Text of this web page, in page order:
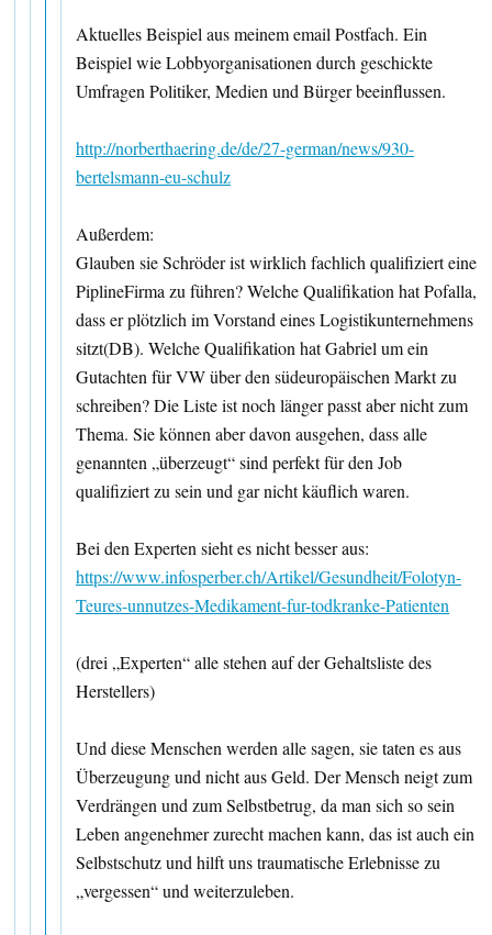
Aktuelles Beispiel aus meinem email Postfach. Ein
Beispiel wie Lobbyorganisationen durch geschickte
Umfragen Politiker, Medien und Bürger beeinflussen.
http://norberthaering.de/de/27-german/news/930-
bertelsmann-eu-schulz
Außerdem:
Glauben sie Schröder ist wirklich fachlich qualifiziert eine
PiplineFirma zu führen? Welche Qualifikation hat Pofalla,
dass er plötzlich im Vorstand eines Logistikunternehmens
sitzt(DB). Welche Qualifikation hat Gabriel um ein
Gutachten für VW über den südeuropäischen Markt zu
schreiben? Die Liste ist noch länger passt aber nicht zum
Thema. Sie können aber davon ausgehen, dass alle
genannten „überzeugt“ sind perfekt für den Job
qualifiziert zu sein und gar nicht käuflich waren.
Bei den Experten sieht es nicht besser aus:
https://www.infosperber.ch/Artikel/Gesundheit/Folotyn-
Teures-unnutzes-Medikament-fur-todkranke-Patienten
(drei „Experten“ alle stehen auf der Gehaltsliste des
Herstellers)
Und diese Menschen werden alle sagen, sie taten es aus
Überzeugung und nicht aus Geld. Der Mensch neigt zum
Verdrängen und zum Selbstbetrug, da man sich so sein
Leben angenehmer zurecht machen kann, das ist auch ein
Selbstschutz und hilft uns traumatische Erlebnisse zu
„vergessen“ und weiterzuleben.